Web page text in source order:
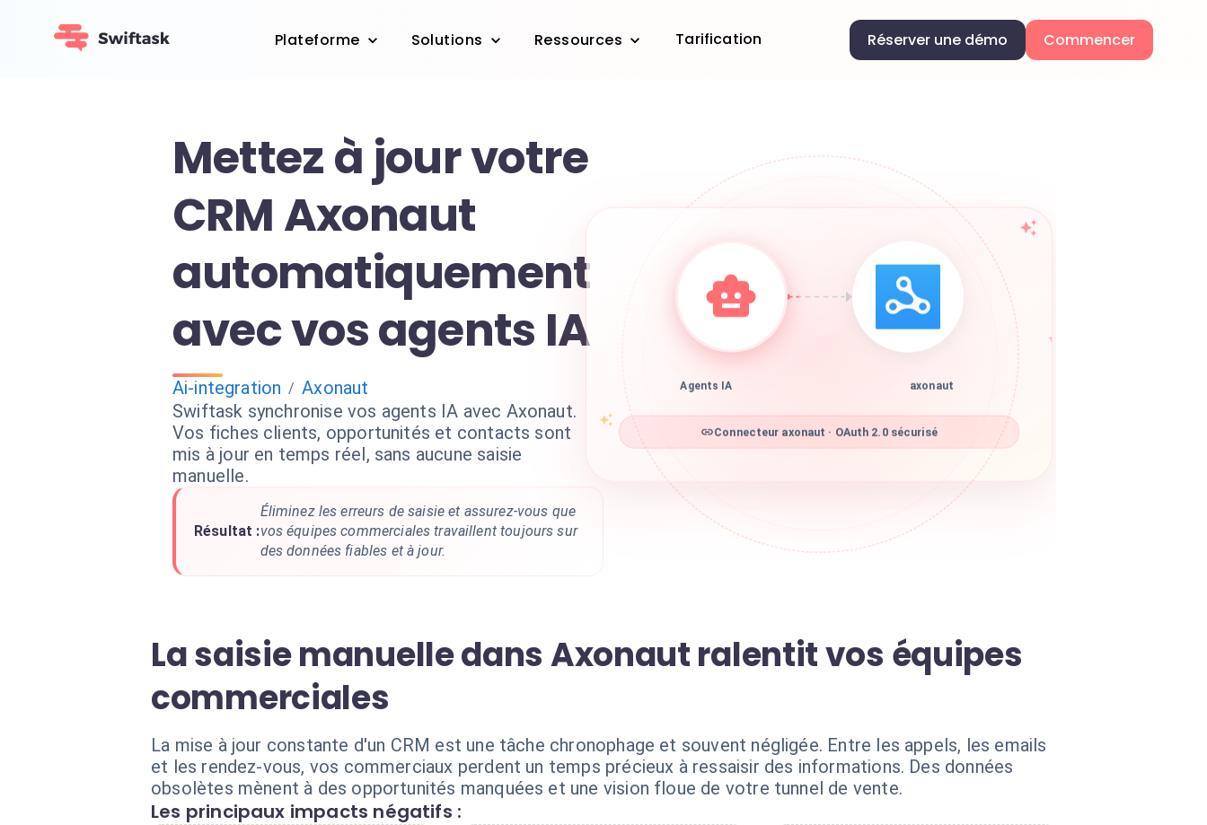
Plateforme Solutions Ressources Tarification Réserver une démo Commencer
Mettez à jour votre
CRM Axonaut
automatiquement
avec vos agents IA
Ai-integration / Axonaut
Swiftask synchronise vos agents IA avec Axonaut.
Vos fiches clients, opportunités et contacts sont
mis à jour en temps réel, sans aucune saisie
manuelle.
Résultat :
Éliminez les erreurs de saisie et assurez-vous que
vos équipes commerciales travaillent toujours sur
des données fiables et à jour.
Agents IA axonaut
Connecteur axonaut · OAuth 2.0 sécurisé
La saisie manuelle dans Axonaut ralentit vos équipes
commerciales
La mise à jour constante d'un CRM est une tâche chronophage et souvent négligée. Entre les appels, les emails
et les rendez-vous, vos commerciaux perdent un temps précieux à ressaisir des informations. Des données
obsolètes mènent à des opportunités manquées et une vision floue de votre tunnel de vente.
Les principaux impacts négatifs :